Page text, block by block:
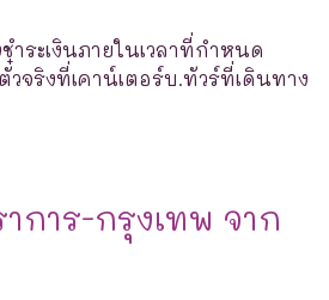
ำระเงินภายในเวลาที่กำหนด
จริงที่เคาน์เตอร์บ.ทัวร์ที่เดินทาง
การ-กรุงเทพ จาก